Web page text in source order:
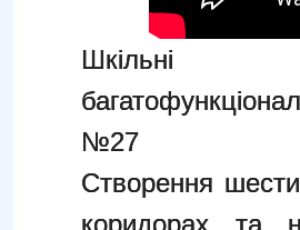
№27
Створення
коридорах та